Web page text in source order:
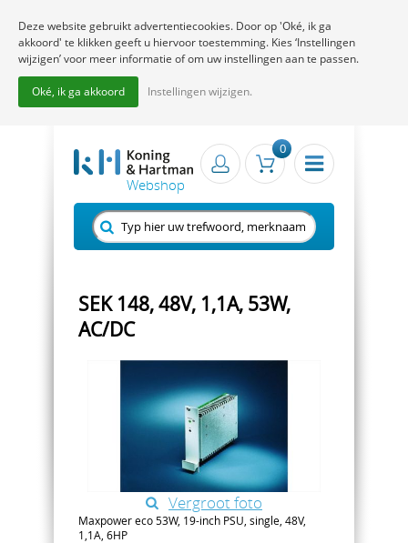
0
SEK 148, 48V, 1,1A, 53W,
AC/DC
Vergroot foto
Maxpower eco 53W, 19-inch PSU, single, 48V,
1,1A, 6HP
Deze website gebruikt advertentiecookies. Door op 'Oké, ik ga
akkoord' te klikken geeft u hiervoor toestemming. Kies ‘Instellingen
wijzigen’ voor meer informatie of om uw instellingen aan te passen.
Oké, ik ga akkoord Instellingen wijzigen.